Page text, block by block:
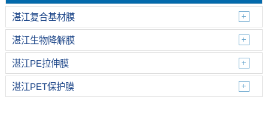
湛江复合基材膜
湛江生物降解膜
湛江PE拉伸膜
湛江PET保护膜